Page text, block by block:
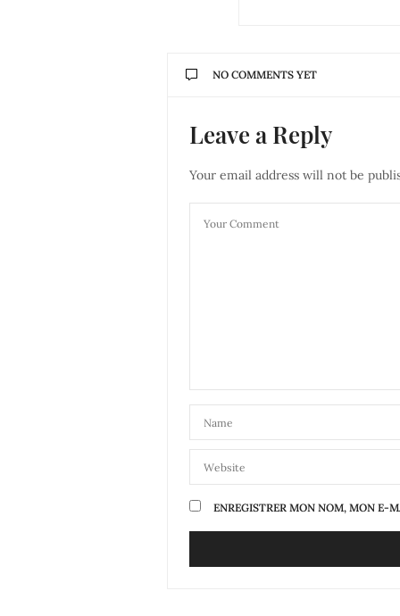
NO COMMENTS YET
Leave a Reply
Your email address will not be
ENREGISTRER MON NOM, MON E-